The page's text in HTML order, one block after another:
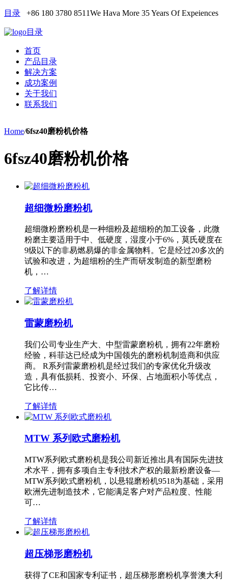
目录 +86 180 3780 8511We Hava More 35 Years Of Expeiences
目录
首页
产品目录
解决方案
成功案例
关于我们
联系我们
Home/6fsz40磨粉机价格
6fsz40磨粉机价格
超细微粉磨粉机
超细微粉磨粉机是一种细粉及超细粉的加工设备，此微
粉磨主要适用于中、低硬度，湿度小于6%，莫氏硬度在
9级以下的非易燃易爆的非金属物料。它是经过20多次的
试验和改进，为超细粉的生产而研发制造的新型磨粉
机，…
了解详情
雷蒙磨粉机
我们公司专业生产大、中型雷蒙磨粉机，拥有22年磨粉
经验，科菲达已经成为中国领先的磨粉机制造商和供应
商。 R系列雷蒙磨粉机是经过我们的专家优化升级改
造，具有低损耗、投资小、环保、占地面积小等优点，
它比传…
了解详情
MTW 系列欧式磨粉机
MTW系列欧式磨粉机是我公司新近推出具有国际先进技
术水平，拥有多项自主专利技术产权的最新粉磨设备—
MTW系列欧式磨粉机，以悬辊磨粉机9518为基础，采用
欧洲先进制造技术，它能满足客户对产品粒度、性能
可…
了解详情
超压梯形磨粉机
获得了CE和国家专利证书，超压梯形磨粉机享誉澳大利